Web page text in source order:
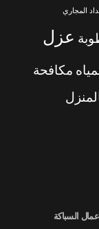
المجاري
عزل
مكافحة
السباكة